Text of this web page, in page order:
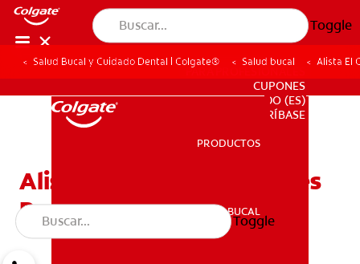
Toggle
SALUD BUCAL
PARA PROFESIONALES
CUPONES
DO (ES)
SUSCRÍBASE
PRODUCTOS
SALUD BUCAL
Toggle
Salud Bucal y Cuidado Dental | Colgate® Salud bucal Alista El
Alista El Cepillo De Dientes
Para Bebés